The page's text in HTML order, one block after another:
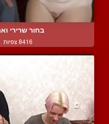
בחור שרירי
8416 צפיות